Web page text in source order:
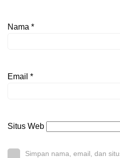
Nama *
Email *
Situs Web
Simpan nama, email, dan